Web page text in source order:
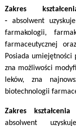
Zakres
-absolwent
farmakologii,
farmaceutycznej
Posiada
zna możliwości
leków, zna
biotechnologii
Zakres
absolwent